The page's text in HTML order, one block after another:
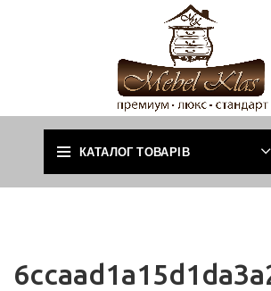
КАТАЛОГ ТОВАРІВ